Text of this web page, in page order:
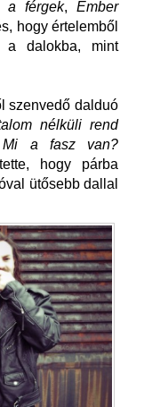
a férgek,Ember
hogy értelemből
a dalokba, mint
szenvedő dalduó
nélküli rend
Mi a fasz van?
hogy párba
ütősebb dallal